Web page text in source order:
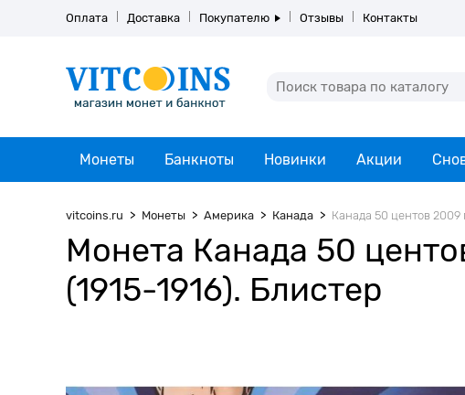
Оплата Доставка Покупателю Отзывы Контакты
Монеты Банкноты Новинки Акции
vitcoins.ru Монеты Америка Канада Канада 50 центов 2009
Монета Канада 50
(1915-1916). Блистер